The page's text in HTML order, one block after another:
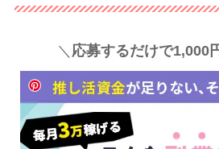
＼ 応募するだけで1,000